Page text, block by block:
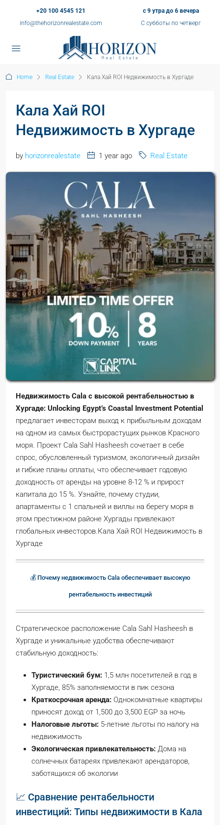
+20 100 4545 121
info@thehorizonrealestate.com
с 9 утра до 6 вечера
С субботы по четверг
Home Real Estate Кала Хай ROI Недвижимость в Хургаде
Кала Хай ROI
Недвижимость в Хургаде
by horizonrealestate 1 year ago Real Estate
Недвижимость Cala с высокой рентабельностью в
Хургаде: Unlocking Egypt’s Coastal Investment Potential
предлагает инвесторам выход к прибыльным доходам
на одном из самых быстрорастущих рынков Красного
моря. Проект Cala Sahl Hasheesh сочетает в себе
спрос, обусловленный туризмом, экологичный дизайн
и гибкие планы оплаты, что обеспечивает годовую
доходность от аренды на уровне 8-12 % и прирост
капитала до 15 %. Узнайте, почему студии,
апартаменты с 1 спальней и виллы на берегу моря в
этом престижном районе Хургады привлекают
глобальных инвесторов.Кала Хай ROI Недвижимость в
Хургаде
💰 Почему недвижимость Cala обеспечивает высокую
рентабельность инвестиций
Стратегическое расположение Cala Sahl Hasheesh в
Хургаде и уникальные удобства обеспечивают
стабильную доходность:
Туристический бум: 1,5 млн посетителей в год в
Хургаде, 85% заполняемости в пик сезона
Краткосрочная аренда: Однокомнатные квартиры
приносят доход от 1,500 до 3,500 EGP за ночь
Налоговые льготы: 5-летние льготы по налогу на
недвижимость
Экологическая привлекательность: Дома на
солнечных батареях привлекают арендаторов,
заботящихся об экологии
📈 Сравнение рентабельности
инвестиций: Типы недвижимости в Кала